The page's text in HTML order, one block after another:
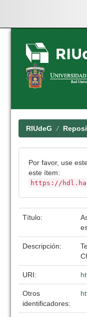
Skip
navigation
RIUdeG
Por favor, use
este ítem:
https://
Título:
Descripción:
URI:
Otros
identificadores: